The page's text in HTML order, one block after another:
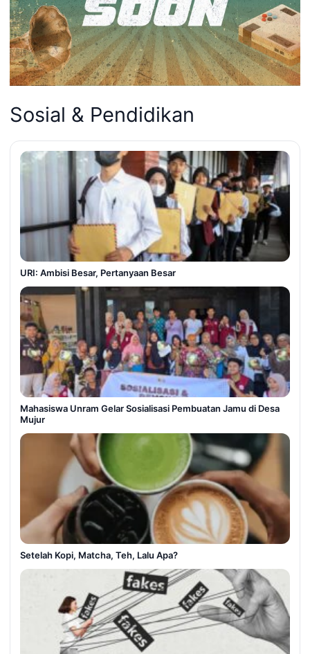
Sosial & Pendidikan
URI: Ambisi Besar, Pertanyaan Besar
Mahasiswa Unram Gelar Sosialisasi Pembuatan Jamu di Desa
Mujur
Setelah Kopi, Matcha, Teh, Lalu Apa?